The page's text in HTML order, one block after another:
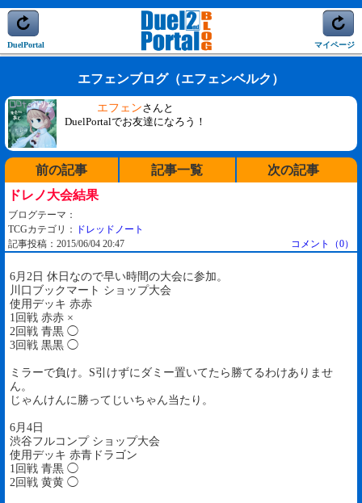
DuelPortal マイページ
エフェンブログ（エフェンベルク）
エフェンさんと
DuelPortalでお友達になろう！
前の記事 記事一覧
次の記事
ドレノ大会結果
ブログテーマ：
TCGカテゴリ：
ドレッドノート
記事投稿：2015/06/04 20:47
コメント（0）
6月2日 休日なので早い時間の大会に参加。
川口ブックマート ショップ大会
使用デッキ 赤赤
1回戦 赤赤 ×
2回戦 青黒 ◯
3回戦 黒黒 ◯
ミラーで負け。S引けずにダミー置いてたら勝てるわけありませ
ん。
じゃんけんに勝ってじいちゃん当たり。
6月4日
渋谷フルコンプ ショップ大会
使用デッキ 赤青ドラゴン
1回戦 青黒 ◯
2回戦 黄黄 ◯